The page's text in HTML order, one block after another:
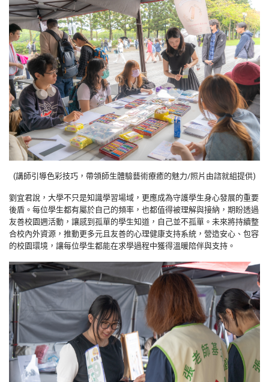
(講師引導色彩技巧，帶領師生體驗藝術療癒的魅力/照片由諮就組提供)
劉宜君說，大學不只是知識學習場域，更應成為守護學生身心發展的重要
後盾。每位學生都有屬於自己的頻率，也都值得被理解與接納，期盼透過
友善校園週活動，讓感到孤單的學生知道，自己並不孤單。未來將持續整
合校內外資源，推動更多元且友善的心理健康支持系統，營造安心、包容
的校園環境，讓每位學生都能在求學過程中獲得溫暖陪伴與支持。